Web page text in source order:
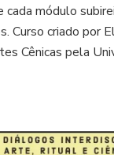
cada módulo
Curso criado por
Cênicas pela